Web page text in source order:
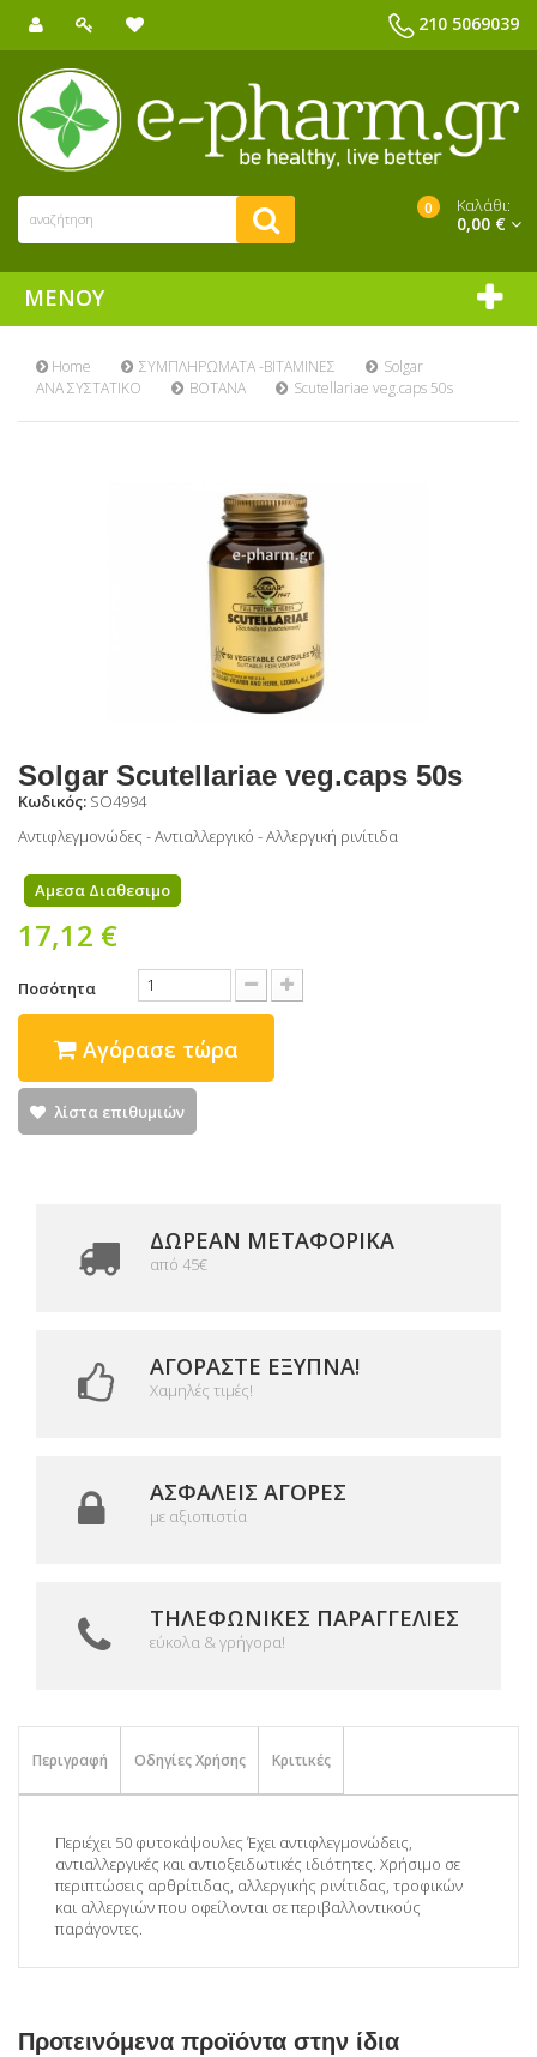
210 5069039
0 Καλάθι:
0,00 €
ΜΕΝΟΎ
Home
ΣΥΜΠΛΗΡΩΜΑΤΑ -ΒΙΤΑΜΙΝΕΣ
ΑΝΑ ΣΥΣΤΑΤΙΚΟ
ΒΟΤΑΝΑ
Solgar
Scutellariae veg.caps 50s
Solgar Scutellariae veg.caps 50s
Κωδικός: SO4994
Αντιφλεγμονώδες - Αντιαλλεργικό - Αλλεργική ρινίτιδα
Αμεσα Διαθεσιμο
17,12 €
Ποσότητα
Αγόρασε τώρα
λίστα επιθυμιών
ΔΩΡΕΑΝ ΜΕΤΑΦΟΡΙΚΆ
από 45€
ΑΓΟΡΆΣΤΕ ΈΞΥΠΝΑ!
Χαμηλές τιμές!
ΑΣΦΑΛΕΊΣ ΑΓΟΡΈΣ
με αξιοπιστία
ΤΗΛΕΦΩΝΙΚΈΣ ΠΑΡΑΓΓΕΛΊΕΣ
εύκολα & γρήγορα!
Περιγραφή Οδηγίες Χρήσης Κριτικές
Περιέχει 50 φυτοκάψουλες Έχει αντιφλεγμονώδεις,
αντιαλλεργικές και αντιοξειδωτικές ιδιότητες. Χρήσιμο σε
περιπτώσεις αρθρίτιδας, αλλεργικής ρινίτιδας, τροφικών
και αλλεργιών που οφείλονται σε περιβαλλοντικούς
παράγοντες.
Προτεινόμενα προϊόντα στην ίδια